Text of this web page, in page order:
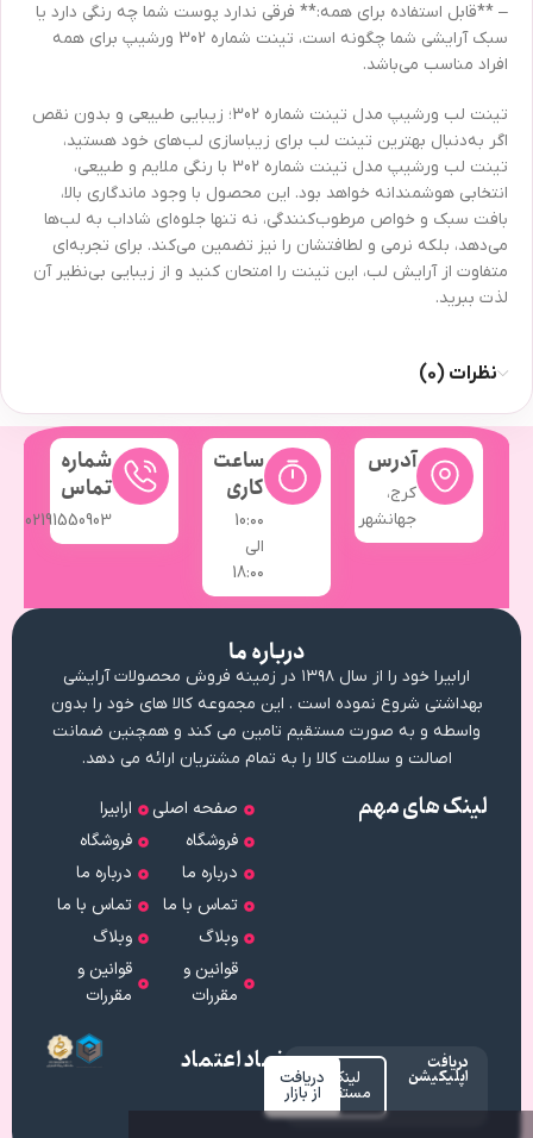
– **قابل استفاده برای همه:** فرقی ندارد پوست شما چه رنگی دارد یا
سبک آرایشی شما چگونه است، تینت شماره 302 ورشیپ برای همه
افراد مناسب می‌باشد.
تینت لب ورشیپ مدل تینت شماره 302؛ زیبایی طبیعی و بدون نقص
اگر به‌دنبال بهترین تینت لب برای زیباسازی لب‌های خود هستید،
تینت لب ورشیپ مدل تینت شماره 302 با رنگی ملایم و طبیعی،
انتخابی هوشمندانه خواهد بود. این محصول با وجود ماندگاری بالا،
بافت سبک و خواص مرطوب‌کنندگی، نه تنها جلوه‌ای شاداب به لب‌ها
می‌دهد، بلکه نرمی و لطافتشان را نیز تضمین می‌کند. برای تجربه‌ای
متفاوت از آرایش لب، این تینت را امتحان کنید و از زیبایی بی‌نظیر آن
لذت ببرید.
نظرات (0)
آدرس
کرج،
جهانشهر
ساعت
کاری
10:۰۰
الی
18:۰۰
شماره
تماس
02191550903
لینک های مهم
صفحه اصلی
فروشگاه
درباره ما
تماس با ما
وبلاگ
قوانین و
مقررات
ارابیرا
فروشگاه
درباره ما
تماس با ما
وبلاگ
قوانین و
مقررات
درباره ما
ارابیرا خود را از سال ۱۳۹۸ در زمینه فروش محصولات آرایشی
بهداشتی شروع نموده است . این مجموعه کالا های خود را بدون
واسطه و به صورت مستقیم تامین می کند و همچنین ضمانت
اصالت و سلامت کالا را به تمام مشتریان ارائه می دهد.
دریافت
اپلیکیشن لینک
مستقیم
دریافت
از بازار
نماد اعتماد